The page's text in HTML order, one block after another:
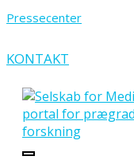
Pressecenter
KONTAKT